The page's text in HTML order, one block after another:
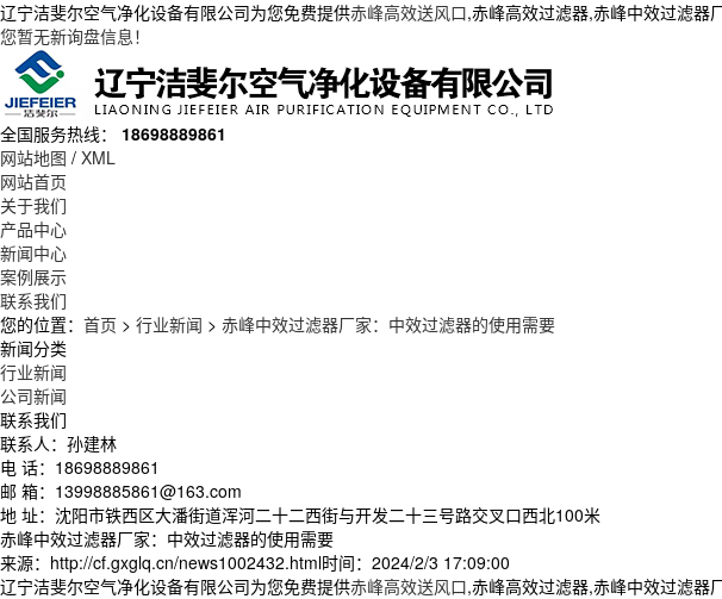
辽宁洁斐尔空气净化设备有限公司为您免费提供赤峰高效送风口,赤峰高效过滤器,赤峰中效过滤器
您暂无新询盘信息！
全国服务热线： 18698889861
网站地图 / XML
网站首页
关于我们
产品中心
新闻中心
案例展示
联系我们
您的位置： 首页 > 行业新闻 > 赤峰中效过滤器厂家：中效过滤器的使用需要
新闻分类
行业新闻
公司新闻
联系我们
联系人：孙建林
电 话：18698889861
邮 箱：13998885861@163.com
地 址：沈阳市铁西区大潘街道浑河二十二西街与开发二十三号路交叉口西北100米
赤峰中效过滤器厂家：中效过滤器的使用需要
来源：http://cf.gxglq.cn/news1002432.html时间：2024/2/3 17:09:00
辽宁洁斐尔空气净化设备有限公司为您免费提供赤峰高效送风口,赤峰高效过滤器,赤峰中效过滤器